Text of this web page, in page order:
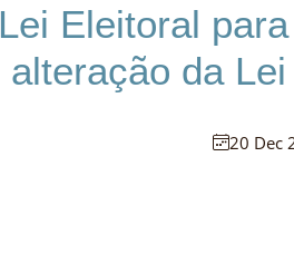
Lei Eleitoral
alteração da
20 Dec